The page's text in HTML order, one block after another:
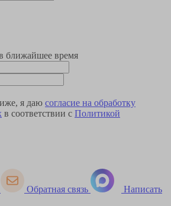
ближайшее время
я даю согласие на обработку
в соответствии с Политикой
Обратная связь Написать